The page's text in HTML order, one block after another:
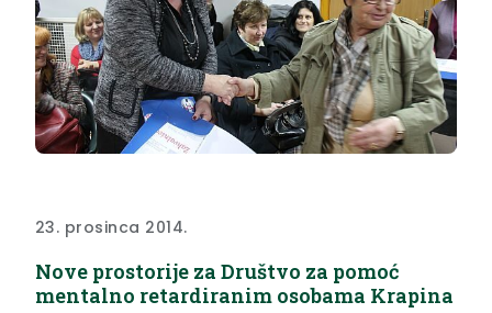
23. prosinca 2014.
Nove prostorije za Društvo za pomoć
mentalno retardiranim osobama Krapina